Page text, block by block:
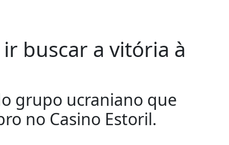
buscar a vitória à
grupo ucraniano que
no Casino Estoril.